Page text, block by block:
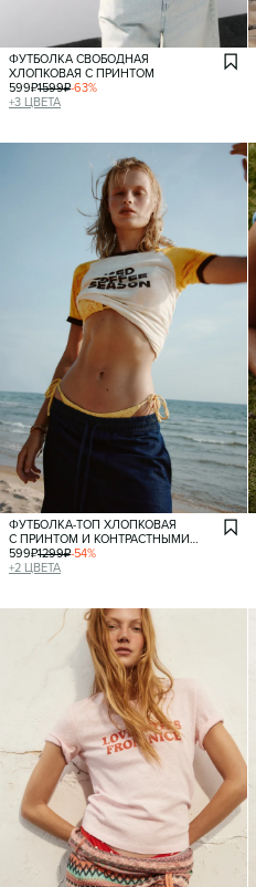
ФУТБОЛКА СВОБОДНАЯ
ХЛОПКОВАЯ С ПРИНТОМ
599₽1599₽-63%
+3 ЦВЕТА
ФУТБОЛКА-ТОП ХЛОПКОВАЯ
С ПРИНТОМ И КОНТРАСТНЫМИ
РУКАВАМИ
599₽1299₽-54%
+2 ЦВЕТА